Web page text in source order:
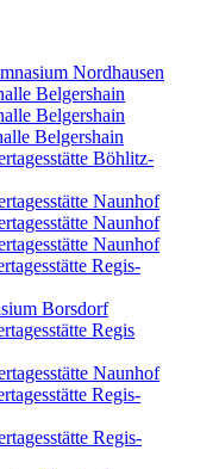
Nordhausen
Belgershain
Belgershain
Belgershain
Böhlitz-
Naunhof
Naunhof
Naunhof
Regis-
Borsdorf
Regis
Naunhof
Regis-
Regis-